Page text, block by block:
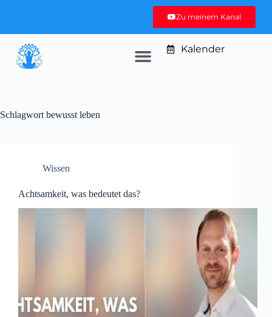
Zu meinem Kanal
Kalender
Schlagwort bewusst leben
Wissen
Achtsamkeit, was bedeutet das?